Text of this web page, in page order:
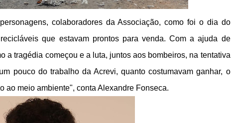
colaboradores da Associação, como foi o dia do
que estavam prontos para venda. Com a ajuda de
a tragédia começou e a luta, juntos aos bombeiros, na tentativa
pouco do trabalho da Acrevi, quanto costumavam ganhar, o
ao meio ambiente", conta Alexandre Fonseca.